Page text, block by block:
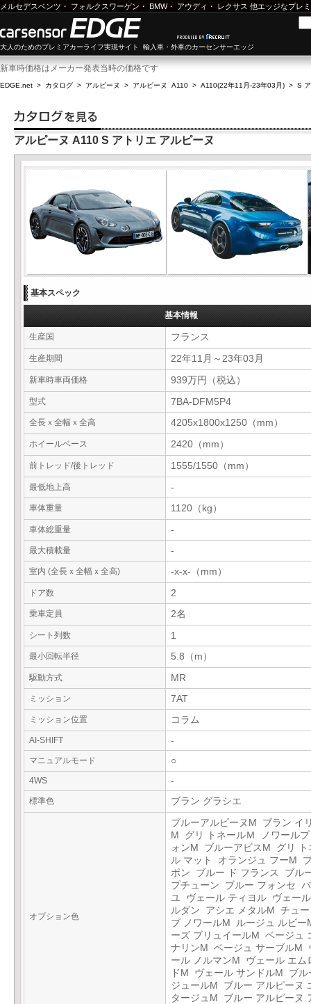
メルセデスベンツ ・ フォルクスワーゲン ・ BMW・ アウディ ・ レクサス 他エッジなプレ
大人のためのプレミアカーライフ実現サイト 輸入車・外車のカーセンサーエッジ
新車時価格はメーカー発表当時の価格です
EDGE.net > カタログ > アルピーヌ > アルピーヌ A110 > A110(22年11月-23年03月) > S
アルピーヌ A110 S アトリエ アルピーヌ
基本スペック
基本情報
生産国 フランス
生産期間 22年11月～23年03月
新車時車両価格 939万円（税込）
型式 7BA-DFM5P4
全長ｘ全幅ｘ全高 4205x1800x1250（mm）
ホイールベース 2420（mm）
前トレッド/後トレッド 1555/1550（mm）
最低地上高 -
車体重量 1120（kg）
車体総重量 -
最大積載量 -
室内 (全長ｘ全幅ｘ全高) -x-x-（mm）
ドア数 2
乗車定員 2名
シート列数 1
最小回転半径 5.8（m）
駆動方式 MR
ミッション 7AT
ミッション位置 コラム
AI-SHIFT -
マニュアルモード ○
4WS -
標準色 ブラン グラシエ
オプション色
ブルーアルピーヌM ブラン イ
M グリ トネールＭ ノワールプ
ォンM ブルーアビスM グリ ト
ル マット オランジュ フーM
ポン ブルー ド フランス ブル
プチューン ブルー フォンセ
ユ ヴェール ティヨル ヴェー
ルダン アシエ メタルM チュー
プ ノワールM ルージュ ルビ
ーズ ブリュイールM ベージュ
ナリンM ベージュ サーブルM
ール ノルマンM ヴェール エム
ドM ヴェール サンドルM ブル
ジュールM ブルー アルピーヌ
タージュM ブルー アルピーヌ